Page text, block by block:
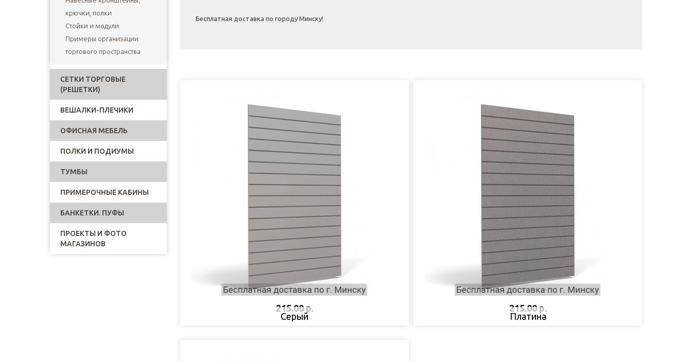
крючки, полки
Стойки и модули
Примеры организации
торгового пространства
СЕТКИ ТОРГОВЫЕ
(РЕШЕТКИ)
ВЕШАЛКИ-ПЛЕЧИКИ
ОФИСНАЯ МЕБЕЛЬ
ПОЛКИ И ПОДИУМЫ
ТУМБЫ
ПРИМЕРОЧНЫЕ КАБИНЫ
БАНКЕТКИ. ПУФЫ
ПРОЕКТЫ И ФОТО
МАГАЗИНОВ
Бесплатная доставка по городу Минску!
Серый
215.00 р.
Платина
215.00 р.